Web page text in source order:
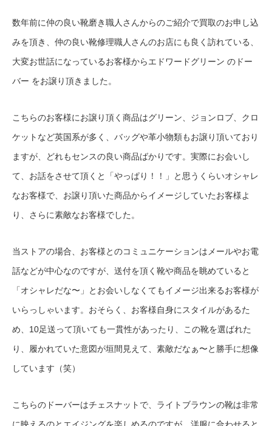
数年前に仲の良い靴磨き職人さんからのご紹介で買取のお申し込
みを頂き、仲の良い靴修理職人さんのお店にも良く訪れている、
大変お世話になっているお客様からエドワードグリーン のドー
バー をお譲り頂きました。
こちらのお客様にお譲り頂く商品はグリーン、ジョンロブ、クロ
ケットなど英国系が多く、バッグや革小物類もお譲り頂いており
ますが、どれもセンスの良い商品ばかりです。実際にお会いし
て、お話をさせて頂くと「やっぱり！！」と思うくらいオシャレ
なお客様で、お譲り頂いた商品からイメージしていたお客様よ
り、さらに素敵なお客様でした。
当ストアの場合、お客様とのコミュニケーションはメールやお電
話などが中心なのですが、送付を頂く靴や商品を眺めていると
「オシャレだな〜」とお会いしなくてもイメージ出来るお客様が
いらっしゃいます。おそらく、お客様自身にスタイルがあるた
め、10足送って頂いても一貫性があったり、この靴を選ばれた
り、履かれていた意図が垣間見えて、素敵だなぁ〜と勝手に想像
しています（笑）
こちらのドーバーはチェスナットで、ライトブラウンの靴は非常